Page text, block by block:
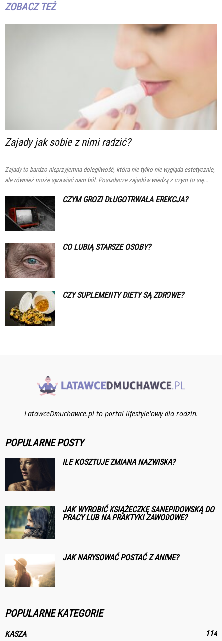
ZOBACZ TEŻ
Zajady jak sobie z nimi radzić?
Zajady to bardzo nieprzyjemna dolegliwość, która nie tylko nie wygląda estetycznie,
ale również może sprawiać nam ból. Posiadacze zajadów wiedzą z czym to się...
CZYM GROZI DŁUGOTRWAŁA EREKCJA?
CO LUBIĄ STARSZE OSOBY?
CZY SUPLEMENTY DIETY SĄ ZDROWE?
LatawceDmuchawce.pl to portal lifestyle'owy dla rodzin.
POPULARNE POSTY
ILE KOSZTUJE ZMIANA NAZWISKA?
JAK WYROBIĆ KSIĄŻECZKĘ SANEPIDOWSKĄ DO
PRACY LUB NA PRAKTYKI ZAWODOWE?
JAK NARYSOWAĆ POSTAĆ Z ANIME?
POPULARNE KATEGORIE
KASZA 114